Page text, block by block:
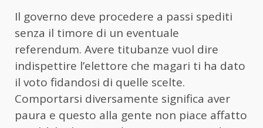
Il governo deve procedere a passi spediti
senza il timore di un eventuale
referendum. Avere titubanze vuol dire
indispettire l’elettore che magari ti ha dato
il voto fidandosi di quelle scelte.
Comportarsi diversamente significa aver
paura e questo alla gente non piace affatto